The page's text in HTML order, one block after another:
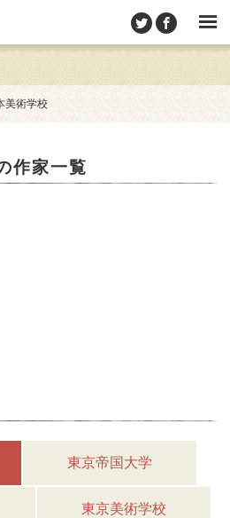
美術学校
作家一覧
東京帝国大学
東京美術学校